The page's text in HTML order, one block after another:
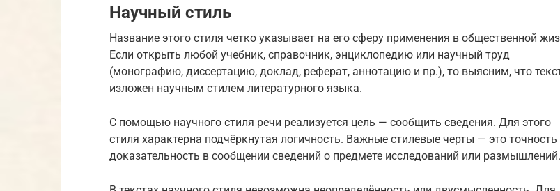
Научный стиль
Название этого стиля четко указывает на его сферу применения в общественной
Если открыть любой учебник, справочник, энциклопедию или научный труд
(монографию, диссертацию, доклад, реферат, аннотацию и пр.), то выясним, что
изложен научным стилем литературного языка.
С помощью научного стиля речи реализуется цель — сообщить сведения. Для этого
стиля характерна подчёркнутая логичность. Важные стилевые черты — это точность
доказательность в сообщении сведений о предмете исследований или размышлений.